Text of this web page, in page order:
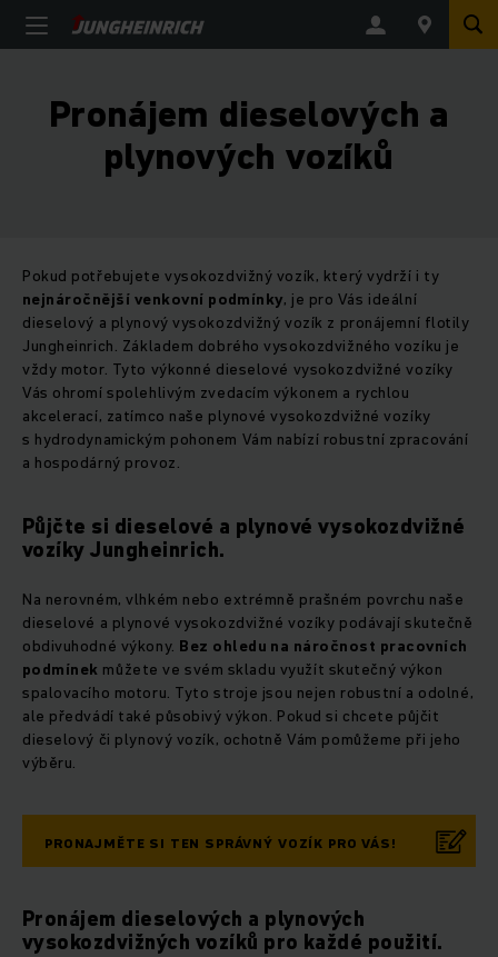
Pronájem dieselových a
plynových vozíků
Pokud potřebujete vysokozdvižný vozík, který vydrží i ty
nejnáročnější venkovní podmínky, je pro Vás ideální
dieselový a plynový vysokozdvižný vozík z pronájemní flotily
Jungheinrich. Základem dobrého vysokozdvižného vozíku je
vždy motor. Tyto výkonné dieselové vysokozdvižné vozíky
Vás ohromí spolehlivým zvedacím výkonem a rychlou
akcelerací, zatímco naše plynové vysokozdvižné vozíky
s hydrodynamickým pohonem Vám nabízí robustní zpracování
a hospodárný provoz.
Půjčte si dieselové a plynové vysokozdvižné
vozíky Jungheinrich.
Na nerovném, vlhkém nebo extrémně prašném povrchu naše
dieselové a plynové vysokozdvižné vozíky podávají skutečně
obdivuhodné výkony. Bez ohledu na náročnost pracovních
podmínek můžete ve svém skladu využít skutečný výkon
spalovacího motoru. Tyto stroje jsou nejen robustní a odolné,
ale předvádí také působivý výkon. Pokud si chcete půjčit
dieselový či plynový vozík, ochotně Vám pomůžeme při jeho
výběru.
PRONAJMĚTE SI TEN SPRÁVNÝ VOZÍK PRO VÁS!
Pronájem dieselových a plynových
vysokozdvižných vozíků pro každé použití.